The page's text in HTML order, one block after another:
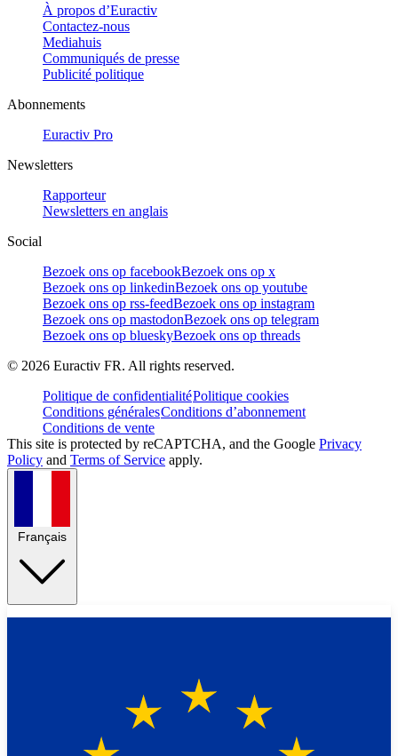
À propos d’Euractiv
Contactez-nous
Mediahuis
Communiqués de presse
Publicité politique
Abonnements
Euractiv Pro
Newsletters
Rapporteur
Newsletters en anglais
Social
Bezoek ons op facebookBezoek ons op x
Bezoek ons op linkedinBezoek ons op youtube
Bezoek ons op rss-feedBezoek ons op instagram
Bezoek ons op mastodonBezoek ons op telegram
Bezoek ons op blueskyBezoek ons op threads
© 2026 Euractiv FR. All rights reserved.
Politique de confidentialitéPolitique cookies
Conditions généralesConditions d’abonnement
Conditions de vente
This site is protected by reCAPTCHA, and the Google Privacy
Policy and Terms of Service apply.
Français